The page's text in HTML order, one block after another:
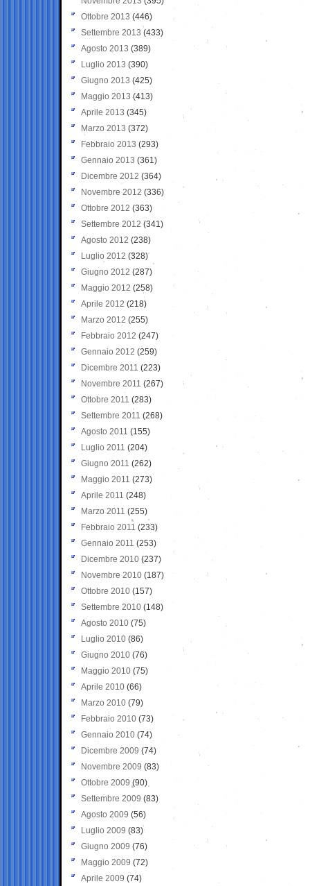
Ottobre 2013 (446)
Settembre 2013 (433)
Agosto 2013 (389)
Luglio 2013 (390)
Giugno 2013 (425)
Maggio 2013 (413)
Aprile 2013 (345)
Marzo 2013 (372)
Febbraio 2013 (293)
Gennaio 2013 (361)
Dicembre 2012 (364)
Novembre 2012 (336)
Ottobre 2012 (363)
Settembre 2012 (341)
Agosto 2012 (238)
Luglio 2012 (328)
Giugno 2012 (287)
Maggio 2012 (258)
Aprile 2012 (218)
Marzo 2012 (255)
Febbraio 2012 (247)
Gennaio 2012 (259)
Dicembre 2011 (223)
Novembre 2011 (267)
Ottobre 2011 (283)
Settembre 2011 (268)
Agosto 2011 (155)
Luglio 2011 (204)
Giugno 2011 (262)
Maggio 2011 (273)
Aprile 2011 (248)
Marzo 2011 (255)
Febbraio 2011 (233)
Gennaio 2011 (253)
Dicembre 2010 (237)
Novembre 2010 (187)
Ottobre 2010 (157)
Settembre 2010 (148)
Agosto 2010 (75)
Luglio 2010 (86)
Giugno 2010 (76)
Maggio 2010 (75)
Aprile 2010 (66)
Marzo 2010 (79)
Febbraio 2010 (73)
Gennaio 2010 (74)
Dicembre 2009 (74)
Novembre 2009 (83)
Ottobre 2009 (90)
Settembre 2009 (83)
Agosto 2009 (56)
Luglio 2009 (83)
Giugno 2009 (76)
Maggio 2009 (72)
Aprile 2009 (74)